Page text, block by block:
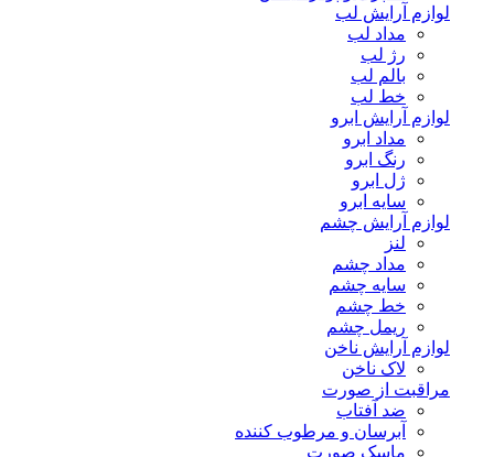
لوازم آرایش لب
مداد لب
رژ لب
بالم لب
خط لب
لوازم آرایش ابرو
مداد ابرو
رنگ ابرو
ژل ابرو
سایه ابرو
لوازم آرایش چشم
لنز
مداد چشم
سایه چشم
خط چشم
ریمل چشم
لوازم آرایش ناخن
لاک ناخن
مراقبت از صورت
ضد آفتاب
آبرسان و مرطوب کننده
ماسک صورت